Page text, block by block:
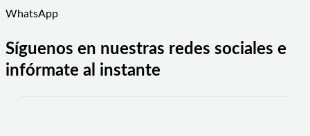
WhatsApp
Síguenos en nuestras redes sociales e
infórmate al instante